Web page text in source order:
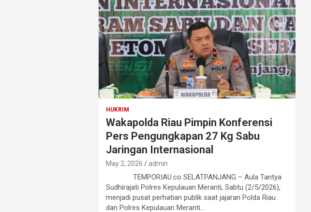
HUKRIM
Wakapolda Riau Pimpin Konferensi
Pers Pengungkapan 27 Kg Sabu
Jaringan Internasional
May 2, 2026 admin
TEMPORIAU.co SELATPANJANG – Aula Tantya
Sudhirajati Polres Kepulauan Meranti, Sabtu (2/5/2026),
menjadi pusat perhatian publik saat jajaran Polda Riau
dan Polres Kepulauan Meranti…